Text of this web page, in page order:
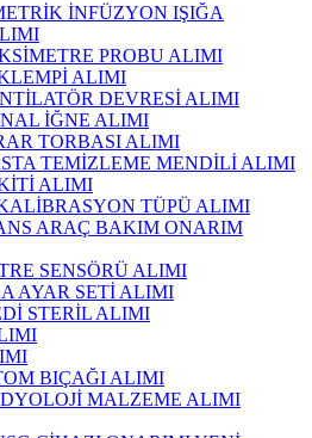
İNFÜZYON IŞIĞA
PROBU ALIMI
ALIMI
DEVRESİ ALIMI
İĞNE ALIMI
TORBASI ALIMI
TEMİZLEME MENDİLİ ALIMI
ALIMI
TÜPÜ ALIMI
ARAÇ BAKIM ONARIM
SENSÖRÜ ALIMI
AYAR SETİ ALIMI
STERİL ALIMI
BIÇAĞI ALIMI
MALZEME ALIMI